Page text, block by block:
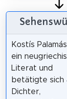
Kostís
ein
Literat und
betätigte sich
Dichter,